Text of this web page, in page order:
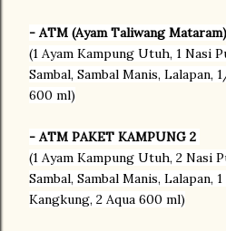
- ATM (Ayam Taliwang
(1 Ayam Kampung Utuh, 1 Nasi
Sambal, Sambal Manis, Lalapan,
600 ml)
- ATM PAKET KAMPUNG 2
(1 Ayam Kampung Utuh, 2 Nasi
Sambal, Sambal Manis, Lalapan,
Kangkung, 2 Aqua 600 ml)